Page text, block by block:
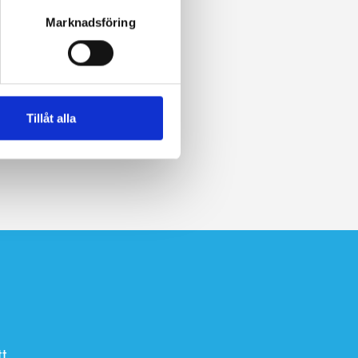
Marknadsföring
Tillåt alla